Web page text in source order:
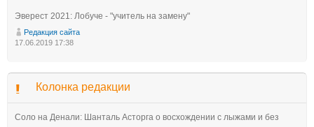
Эверест 2021: Лобуче - "учитель на замену"
Редакция сайта
17.06.2019 17:38
Колонка редакции
Соло на Денали: Шанталь Асторга о восхождении с лыжами и без